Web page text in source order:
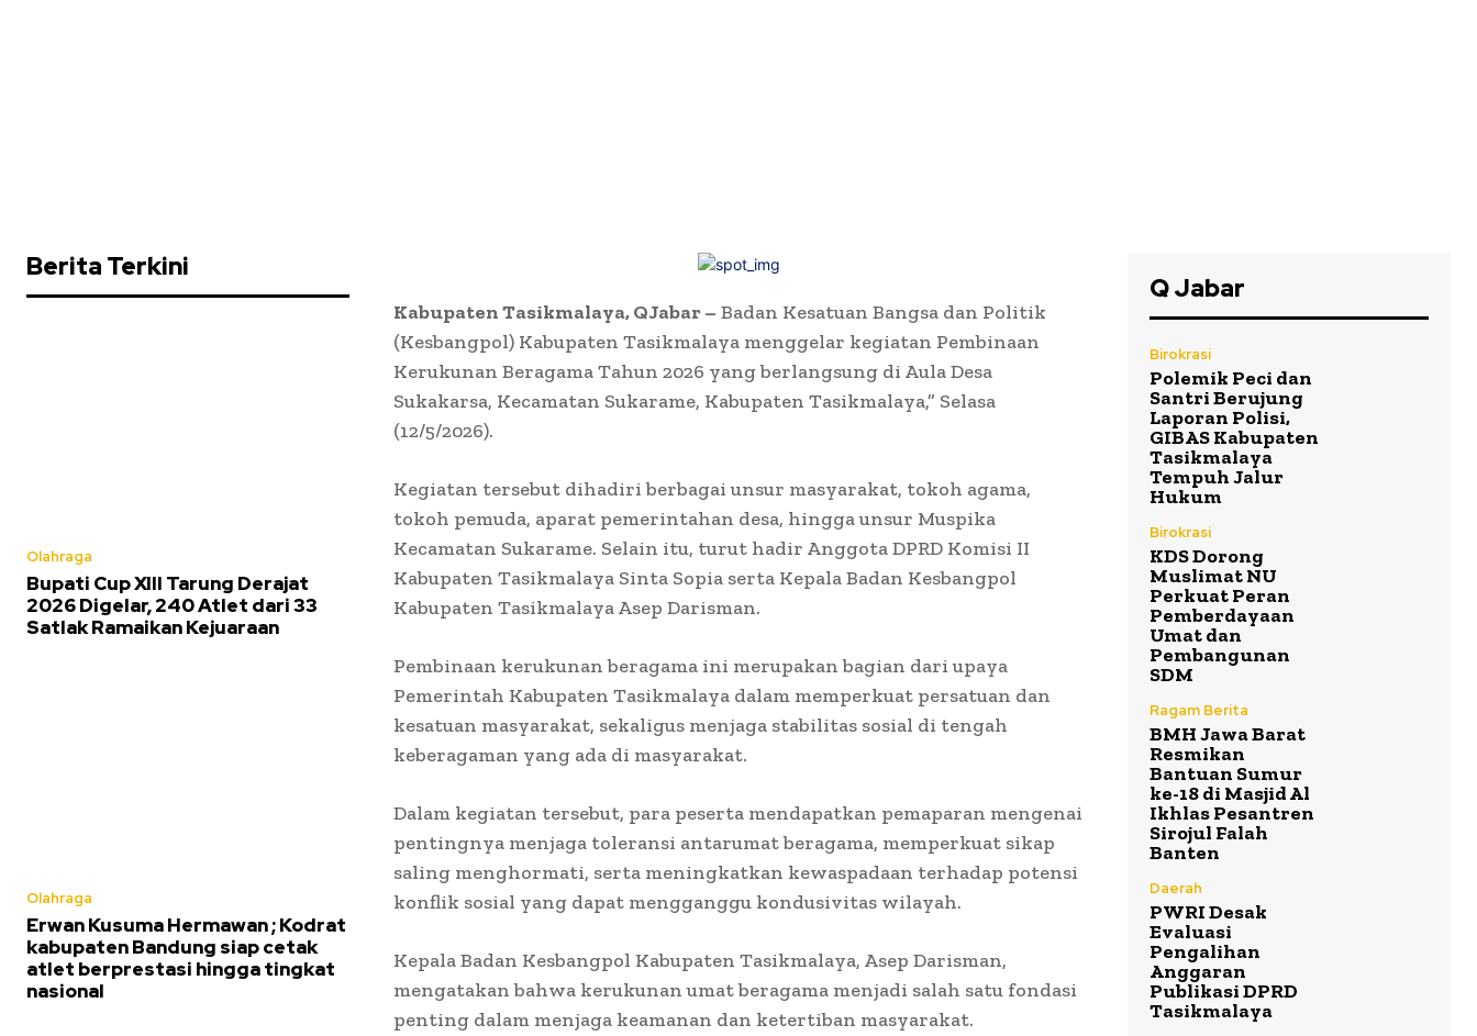
Berita Terkini
Olahraga
Bupati Cup XIII Tarung Derajat
2026 Digelar, 240 Atlet dari 33
Satlak Ramaikan Kejuaraan
Olahraga
Erwan Kusuma Hermawan ; Kodrat
kabupaten Bandung siap cetak
atlet berprestasi hingga tingkat
nasional
Kabupaten Tasikmalaya, QJabar – Badan Kesatuan Bangsa dan Politik
(Kesbangpol) Kabupaten Tasikmalaya menggelar kegiatan Pembinaan
Kerukunan Beragama Tahun 2026 yang berlangsung di Aula Desa
Sukakarsa, Kecamatan Sukarame, Kabupaten Tasikmalaya,” Selasa
(12/5/2026).
Kegiatan tersebut dihadiri berbagai unsur masyarakat, tokoh agama,
tokoh pemuda, aparat pemerintahan desa, hingga unsur Muspika
Kecamatan Sukarame. Selain itu, turut hadir Anggota DPRD Komisi II
Kabupaten Tasikmalaya Sinta Sopia serta Kepala Badan Kesbangpol
Kabupaten Tasikmalaya Asep Darisman.
Pembinaan kerukunan beragama ini merupakan bagian dari upaya
Pemerintah Kabupaten Tasikmalaya dalam memperkuat persatuan dan
kesatuan masyarakat, sekaligus menjaga stabilitas sosial di tengah
keberagaman yang ada di masyarakat.
Dalam kegiatan tersebut, para peserta mendapatkan pemaparan mengenai
pentingnya menjaga toleransi antarumat beragama, memperkuat sikap
saling menghormati, serta meningkatkan kewaspadaan terhadap potensi
konflik sosial yang dapat mengganggu kondusivitas wilayah.
Kepala Badan Kesbangpol Kabupaten Tasikmalaya, Asep Darisman,
mengatakan bahwa kerukunan umat beragama menjadi salah satu fondasi
penting dalam menjaga keamanan dan ketertiban masyarakat.
Q Jabar
Birokrasi
Polemik Peci dan
Santri Berujung
Laporan Polisi,
GIBAS Kabupaten
Tasikmalaya
Tempuh Jalur
Hukum
Birokrasi
KDS Dorong
Muslimat NU
Perkuat Peran
Pemberdayaan
Umat dan
Pembangunan
SDM
Ragam Berita
BMH Jawa Barat
Resmikan
Bantuan Sumur
ke-18 di Masjid Al
Ikhlas Pesantren
Sirojul Falah
Banten
Daerah
PWRI Desak
Evaluasi
Pengalihan
Anggaran
Publikasi DPRD
Tasikmalaya